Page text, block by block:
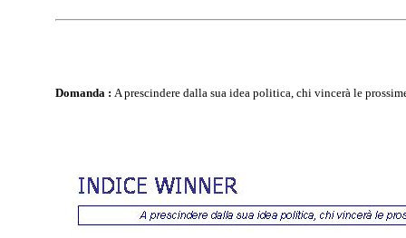
Domanda : A prescindere dalla sua idea politica, chi vincerà le